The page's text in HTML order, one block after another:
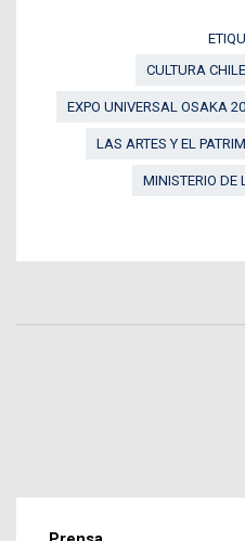
CULTURA
EXPO UNIVERSAL OSAKA
LAS ARTES Y EL
MINISTERIO DE